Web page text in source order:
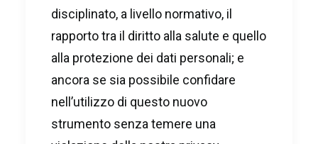
disciplinato, a livello normativo, il
rapporto tra il diritto alla salute e quello
alla protezione dei dati personali; e
ancora se sia possibile confidare
nell’utilizzo di questo nuovo
strumento senza temere una